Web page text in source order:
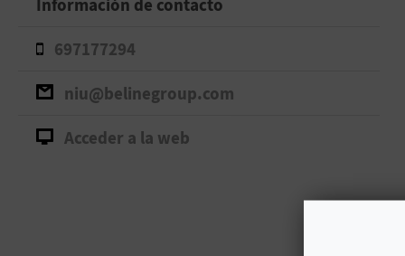
697177294
niu@belinegroup.com
Acceder a la web